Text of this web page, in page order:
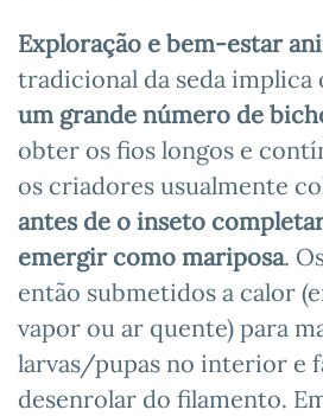
Exploração e bem-estar
tradicional da seda implica
um grande número de
obter os fios longos e
os criadores usualmente
antes de o inseto
emergir como mariposa.
então submetidos a calor
vapor ou ar quente) para
larvas/pupas no interior e
desenrolar do filamento.